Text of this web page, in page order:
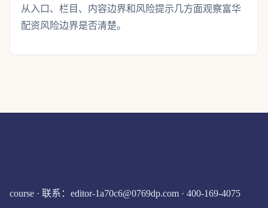
从入口、栏目、内容边界和风险提示几方面观察富华
配资风险边界是否清楚。
course · 联系：editor-1a70c6@0769dp.com · 400-169-4075